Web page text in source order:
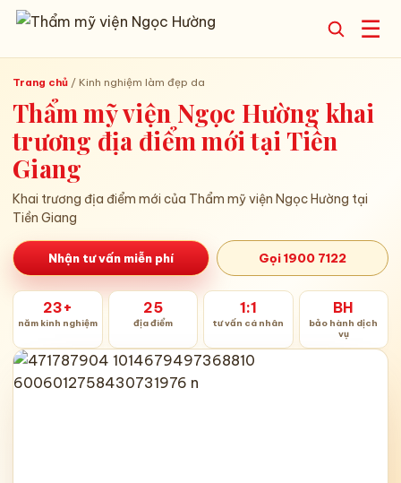
☰
Trang chủ / Kinh nghiệm làm đẹp da
Thẩm mỹ viện Ngọc Hường khai
trương địa điểm mới tại Tiền
Giang
Khai trương địa điểm mới của Thẩm mỹ viện Ngọc Hường tại
Tiền Giang
Nhận tư vấn miễn phí Gọi 1900 7122
23+
năm kinh nghiệm
25
địa điểm
1:1
tư vấn cá nhân
BH
bảo hành dịch
vụ